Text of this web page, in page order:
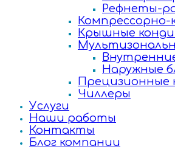
Рефнеты-
Компрессорно-
Крышные
Наружные
Прецизионные
Чиллеры
Услуги
Наши работы
Контакты
Блог компании